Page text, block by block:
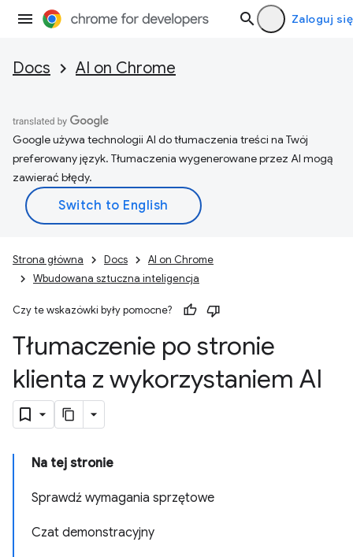
Zaloguj się
Docs AI on Chrome
Google używa technologii AI do tłumaczenia treści na Twój
preferowany język. Tłumaczenia wygenerowane przez AI mogą
zawierać błędy.
Strona główna Docs
AI on Chrome
Wbudowana sztuczna inteligencja
Czy te wskazówki były pomocne?
Tłumaczenie po stronie
klienta z wykorzystaniem AI
Na tej stronie
Sprawdź wymagania sprzętowe
Czat demonstracyjny